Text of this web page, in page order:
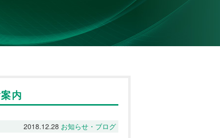
内
2018.12.28 お知らせ・ブログ